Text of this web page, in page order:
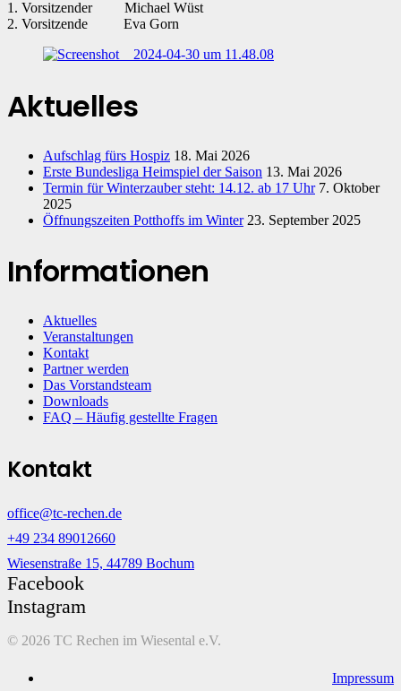
1. Vorsitzender Michael Wüst
2. Vorsitzende Eva Gorn
Aktuelles
Aufschlag fürs Hospiz 18. Mai 2026
Erste Bundesliga Heimspiel der Saison 13. Mai 2026
Termin für Winterzauber steht: 14.12. ab 17 Uhr 7. Oktober
2025
Öffnungszeiten Potthoffs im Winter 23. September 2025
Informationen
Aktuelles
Veranstaltungen
Kontakt
Partner werden
Das Vorstandsteam
Downloads
FAQ – Häufig gestellte Fragen
Kontakt
office@tc-rechen.de
+49 234 89012660
Wiesenstraße 15, 44789 Bochum
Facebook
Instagram
© 2026 TC Rechen im Wiesental e.V.
Impressum